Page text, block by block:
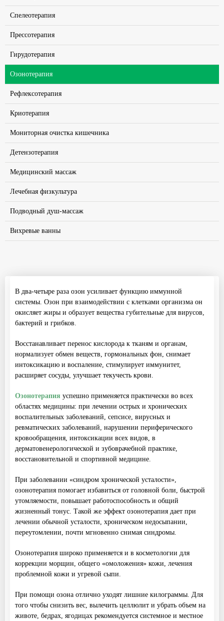
Спелеотерапия
Прессотерапия
Гирудотерапия
Озонотерапия
Рефлексотерапия
Криотерапия
Мониторная очистка кишечника
Детензотерапия
Медицинский массаж
Лечебная физкультура
Подводный душ-массаж
Вихревые ванны
В два-четыре раза озон усиливает функцию иммунной
системы. Озон при взаимодействии с клетками организма он
окисляет жиры и образует вещества губительные для вирусов,
бактерий и грибков.
Восстанавливает перенос кислорода к тканям и органам,
нормализует обмен веществ, гормональных фон, снимает
интоксикацию и воспаление, стимулирует иммунитет,
расширяет сосуды, улучшает текучесть крови.
Озонотерапия успешно применяется практически во всех
областях медицины: при лечении острых и хронических
воспалительных заболеваний, сепсисе, вирусных и
ревматических заболеваний, нарушении периферического
кровообращения, интоксикации всех видов, в
дерматовенерологической и зубоврачебной практике,
восстановительной и спортивной медицине.
При заболевании «синдром хронической усталости»,
озонотерапия помогает избавиться от головной боли, быстрой
утомляемости, повышает работоспособность и общий
жизненный тонус. Такой же эффект озонотерапия дает при
лечении обычной усталости, хроническом недосыпании,
переутомлении, почти мгновенно снимая синдромы.
Озонотерапия широко применяется и в косметологии для
коррекции морщин, общего «омоложения» кожи, лечения
проблемной кожи и угревой сыпи.
При помощи озона отлично уходят лишние килограммы. Для
того чтобы снизить вес, вылечить целлюлит и убрать объем на
животе, бедрах, ягодицах рекомендуется системное и местное